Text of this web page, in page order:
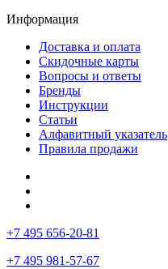
Информация
Доставка и оплата
Скидочные карты
Вопросы и ответы
Бренды
Инструкции
Статьи
Алфавитный указатель
Правила продажи
+7 495 656-20-81
+7 495 981-57-67